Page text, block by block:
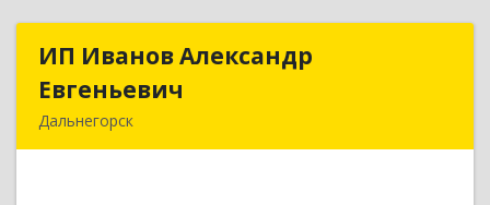
ИП Иванов Александр
Евгеньевич
Дальнегорск
ИП Иванов Александр